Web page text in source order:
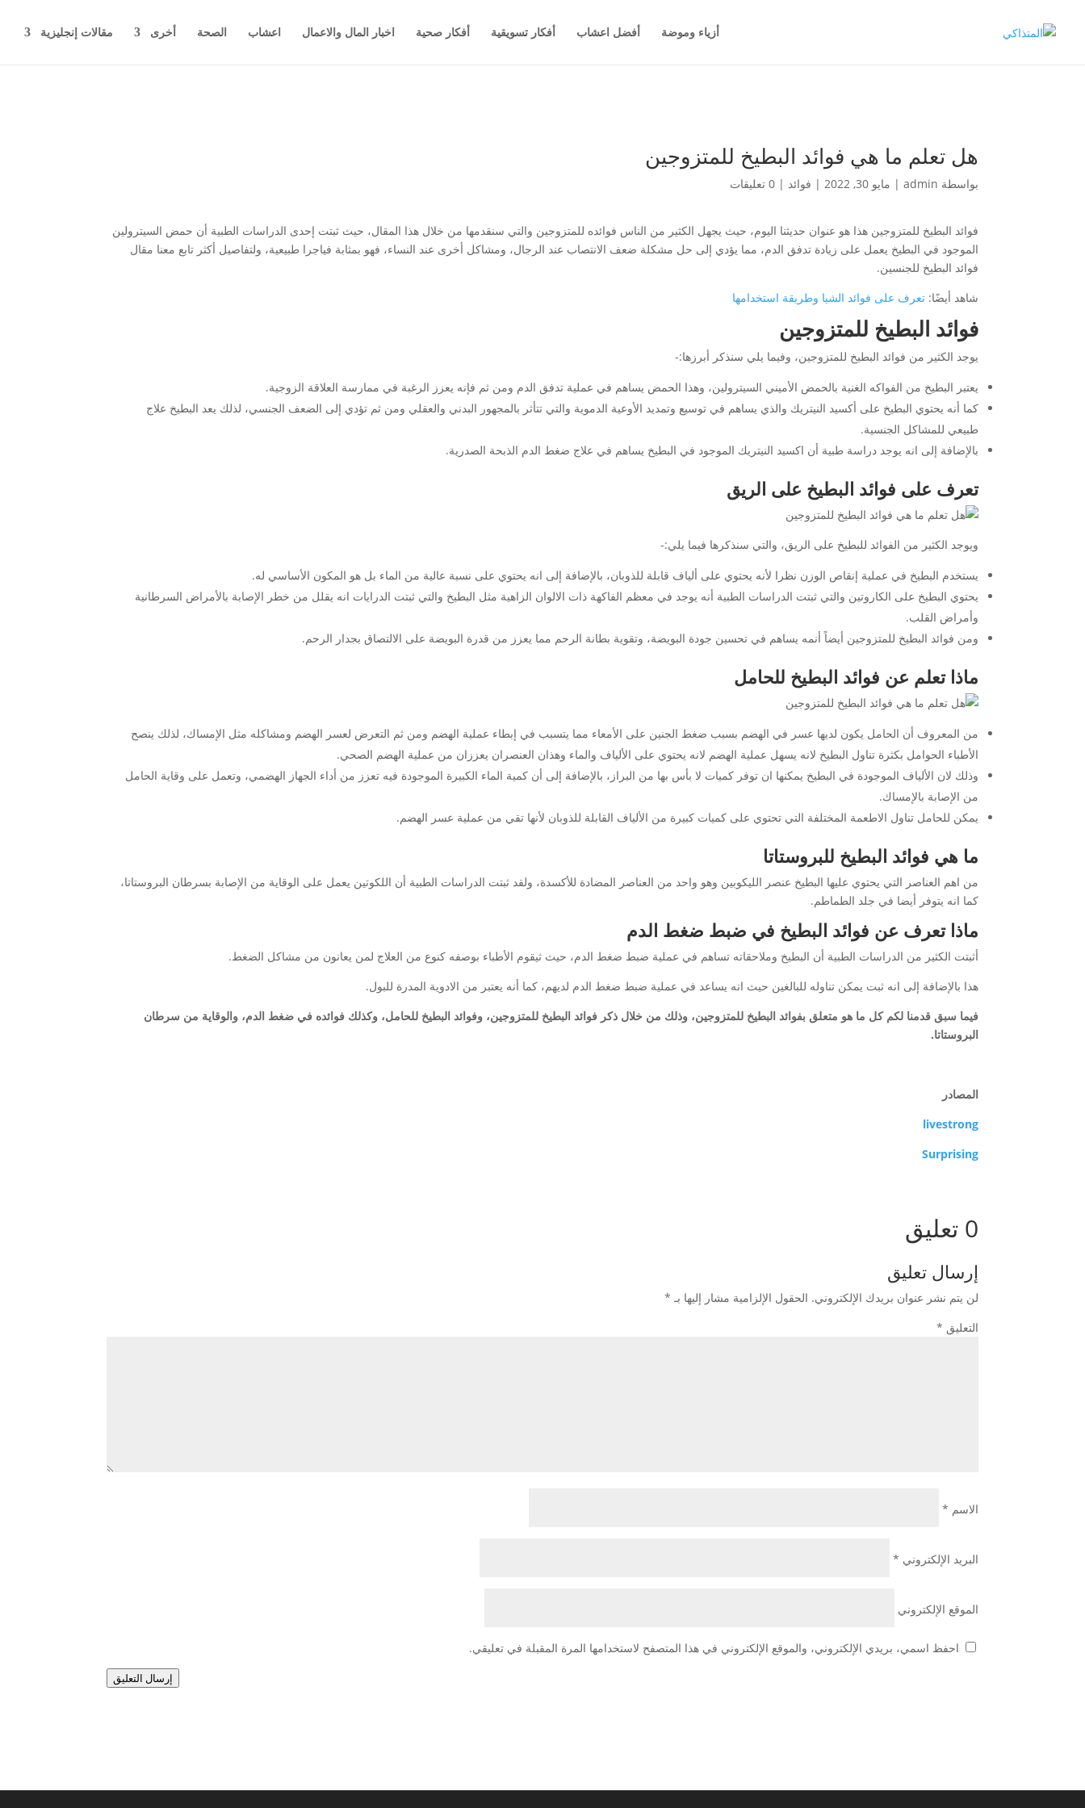
أزياء وموضة أفضل اعشاب أفكار تسويقية أفكار صحية اخبار المال والاعمال اعشاب الصحة أخرى مقالات إنجليزية
هل تعلم ما هي فوائد البطيخ للمتزوجين
بواسطة admin
| مايو 30, 2022 | فوائد | 0 تعليقات
فوائد البطيخ للمتزوجين هذا هو عنوان حديثنا اليوم، حيث يجهل الكثير من الناس فوائده للمتزوجين والتي سنقدمها من خلال هذا المقال، حيث ثبتت إحدى الدراسات الطبية أن حمض السيترولين
الموجود في البطيخ يعمل على زيادة تدفق الدم، مما يؤدي إلى حل مشكلة ضعف الانتصاب عند الرجال، ومشاكل أخرى عند النساء، فهو بمثابة فياجرا طبيعية، ولتفاصيل أكثر تابع معنا مقال
فوائد البطيخ للجنسين.
شاهد أيضًا: تعرف على فوائد الشيا وطريقة استخدامها
فوائد البطيخ للمتزوجين
يوجد الكثير من فوائد البطيخ للمتزوجين، وفيما يلي سنذكر أبرزها:-
يعتبر البطيخ من الفواكه الغنية بالحمض الأميني السيترولين، وهذا الحمض يساهم في عملية تدفق الدم ومن ثم فإنه يعزز الرغبة في ممارسة العلاقة الزوجية.
كما أنه يحتوي البطيخ على أكسيد النيتريك والذي يساهم في توسيع وتمديد الأوعية الدموية والتي تتأثر بالمجهور البدني والعقلي ومن ثم تؤدي إلى الضعف الجنسي، لذلك يعد البطيخ علاج
طبيعي للمشاكل الجنسية.
بالإضافة إلى انه يوجد دراسة طبية أن اكسيد النيتريك الموجود في البطيخ يساهم في علاج ضغط الدم الذبحة الصدرية.
تعرف على فوائد البطيخ على الريق
ويوجد الكثير من الفوائد للبطيخ على الريق، والتي سنذكرها فيما يلي:-
يستخدم البطيخ في عملية إنقاص الوزن نظرا لأنه يحتوي على ألياف قابلة للذوبان، بالإضافة إلى انه يحتوي على نسبة عالية من الماء بل هو المكون الأساسي له.
يحتوي البطيخ على الكاروتين والتي ثبتت الدراسات الطبية أنه يوجد في معظم الفاكهة ذات الالوان الزاهية مثل البطيخ والتي ثبتت الدرايات انه يقلل من خطر الإصابة بالأمراض السرطانية
وأمراض القلب.
ومن فوائد البطيخ للمتزوجين أيضاً أنمه يساهم في تحسين جودة البويضة، وتقوية بطانة الرحم مما يعزز من قدرة البويضة على الالتصاق بجدار الرحم.
ماذا تعلم عن فوائد البطيخ للحامل
من المعروف أن الحامل يكون لديها عسر في الهضم بسبب ضغط الجنين على الأمعاء مما يتسبب في إبطاء عملية الهضم ومن ثم التعرض لعسر الهضم ومشاكله مثل الإمساك، لذلك ينصح
الأطباء الحوامل بكثرة تناول البطيخ لانه يسهل عملية الهضم لانه يحتوي على الألياف والماء وهذان العنصران يعززان من عملية الهضم الصحي.
وذلك لان الألياف الموجودة في البطيخ يمكنها ان توفر كميات لا بأس بها من البراز، بالإضافة إلى أن كمية الماء الكبيرة الموجودة فيه تعزز من أداء الجهاز الهضمي، وتعمل على وقاية الحامل
من الإصابة بالإمساك.
يمكن للحامل تناول الاطعمة المختلفة التي تحتوي على كميات كبيرة من الألياف القابلة للذوبان لأنها تقي من عملية عسر الهضم.
ما هي فوائد البطيخ للبروستاتا
من اهم العناصر التي يحتوي عليها البطيخ عنصر الليكوبين وهو واحد من العناصر المضادة للأكسدة، ولقد ثبتت الدراسات الطبية أن اللكوتين يعمل على الوقاية من الإصابة بسرطان البروستاتا،
كما انه يتوفر أيضا في جلد الطماطم.
ماذا تعرف عن فوائد البطيخ في ضبط ضغط الدم
أثبتت الكثير من الدراسات الطبية أن البطيخ وملاحقاته تساهم في عملية ضبط ضغط الدم، حيث ثيقوم الأطباء بوصفه كنوع من العلاج لمن يعانون من مشاكل الضغط.
هذا بالإضافة إلى انه ثبت يمكن تناوله للبالغين حيث انه يساعد في عملية ضبط ضغط الدم لديهم، كما أنه يعتبر من الادوية المدرة للبول.
فيما سبق قدمنا لكم كل ما هو متعلق بفوائد البطيخ للمتزوجين، وذلك من خلال ذكر فوائد البطيخ للمتزوجين، وفوائد البطيخ للحامل، وكذلك فوائده في ضغط الدم، والوقاية من سرطان
البروستاتا.
المصادر
livestrong
Surprising
0 تعليق
إرسال تعليق
لن يتم نشر عنوان بريدك الإلكتروني. الحقول الإلزامية مشار إليها بـ *
التعليق *
الاسم *
البريد الإلكتروني *
الموقع الإلكتروني
احفظ اسمي، بريدي الإلكتروني، والموقع الإلكتروني في هذا المتصفح لاستخدامها المرة المقبلة في تعليقي.
إرسال التعليق